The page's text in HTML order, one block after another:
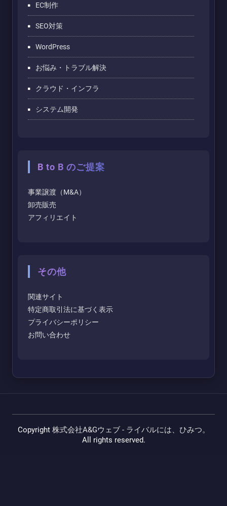
EC制作
SEO対策
WordPress
お悩み・トラブル解決
クラウド・インフラ
システム開発
B to B のご提案
事業譲渡（M&A）
卸売販売
アフィリエイト
その他
関連サイト
特定商取引法に基づく表示
プライバシーポリシー
お問い合わせ
Copyright 株式会社A&Gウェブ - ライバルには、ひみつ。
All rights reserved.